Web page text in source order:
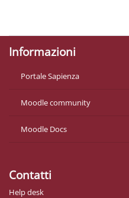
Informazioni
Portale Sapienza
Moodle community
Moodle Docs
Contatti
Help desk